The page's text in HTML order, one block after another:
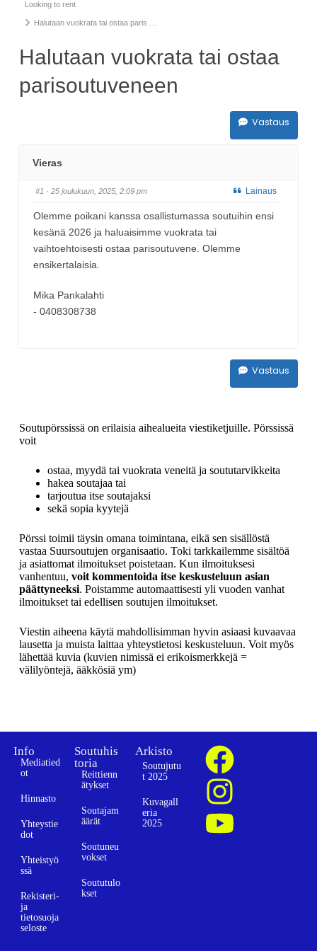
Looking to rent
Halutaan vuokrata tai ostaa paris …
Halutaan vuokrata tai ostaa
parisoutuveneen
Vastaus
Vieras
#1 · 25 joulukuun, 2025, 2:09 pm Lainaus
Olemme poikani kanssa osallistumassa soutuihin ensi
kesänä 2026 ja haluaisimme vuokrata tai
vaihtoehtoisesti ostaa parisoutuvene. Olemme
ensikertalaisia.
Mika Pankalahti
- 0408308738
Vastaus
Soutupörssissä on erilaisia aihealueita viestiketjuille. Pörssissä
voit
ostaa, myydä tai vuokrata veneitä ja soututarvikkeita
hakea soutajaa tai
tarjoutua itse soutajaksi
sekä sopia kyytejä
Pörssi toimii täysin omana toimintana, eikä sen sisällöstä
vastaa Suursoutujen organisaatio. Toki tarkkailemme sisältöä
ja asiattomat ilmoitukset poistetaan. Kun ilmoituksesi
vanhentuu, voit kommentoida itse keskusteluun asian
päättyneeksi. Poistamme automaattisesti yli vuoden vanhat
ilmoitukset tai edellisen soutujen ilmoitukset.
Viestin aiheena käytä mahdollisimman hyvin asiaasi kuvaavaa
lausetta ja muista laittaa yhteystietosi keskusteluun. Voit myös
lähettää kuvia (kuvien nimissä ei erikoismerkkejä =
välilyöntejä, ääkkösiä ym)
Info
Mediatied
ot
Hinnasto
Yhteystie
dot
Yhteistyö
ssä
Rekisteri-
ja
tietosuoja
seloste
Soutuhis
toria
Reittienn
ätykset
Soutajam
äärät
Soutuneu
vokset
Soututulo
kset
Arkisto
Soutujutu
t 2025
Kuvagall
eria
2025